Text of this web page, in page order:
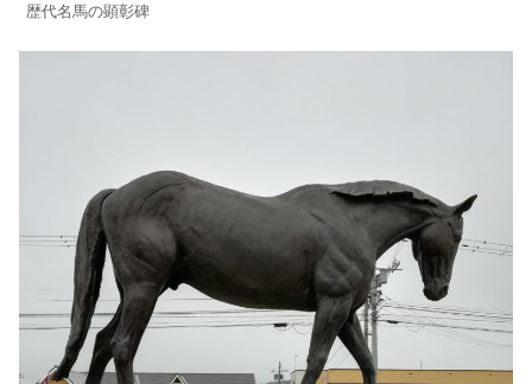
歴代名馬の顕彰碑